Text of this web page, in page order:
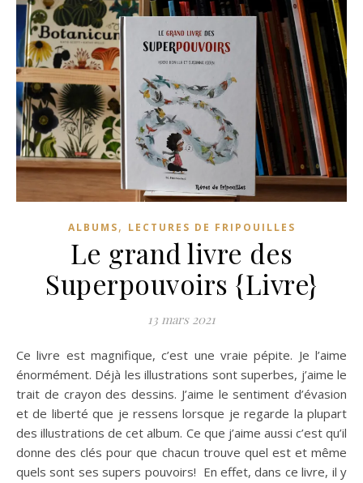
ALBUMS, LECTURES DE FRIPOUILLES
Le grand livre des
Superpouvoirs {Livre}
13 mars 2021
Ce livre est magnifique, c’est une vraie pépite. Je l’aime
énormément. Déjà les illustrations sont superbes, j’aime le
trait de crayon des dessins. J’aime le sentiment d’évasion
et de liberté que je ressens lorsque je regarde la plupart
des illustrations de cet album. Ce que j’aime aussi c’est qu’il
donne des clés pour que chacun trouve quel est et même
quels sont ses supers pouvoirs! En effet, dans ce livre, il y